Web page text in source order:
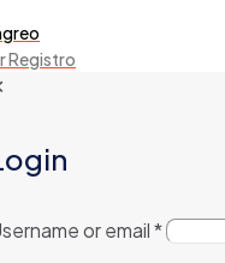
Registro
or email*